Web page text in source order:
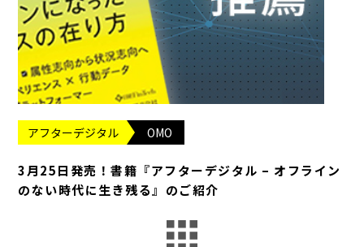
アフターデジタル OMO
3月25日発売！書籍『アフターデジタル – オフライン
のない時代に生き残る』のご紹介